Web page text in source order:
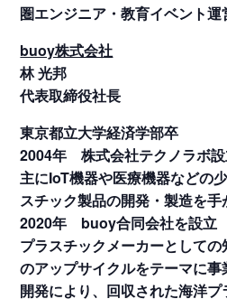
圏エンジニア・教育イベント運
buoy株式会社
林 光邦
代表取締役社長
東京都立大学経済学部卒
2004年 株式会社テクノラボ
主にIoT機器や医療機器などの
スチック製品の開発・製造を手
2020年 buoy合同会社を設立
プラスチックメーカーとして
のアップサイクルをテーマに
開発により、回収された海洋